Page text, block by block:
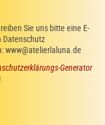
Sie uns bitte eine E-
Datenschutz
www@atelierlaluna.de
Generator